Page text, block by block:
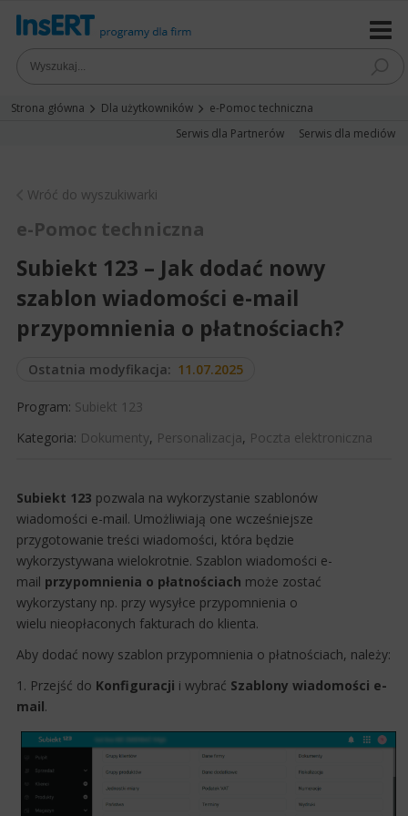
Strona główna Dla użytkowników
e-Pomoc techniczna
Serwis dla Partnerów
Serwis dla mediów
Wróć do wyszukiwarki
e-Pomoc techniczna
Subiekt 123 – Jak dodać nowy
szablon wiadomości e-mail
przypomnienia o płatnościach?
Ostatnia modyfikacja: 11.07.2025
Program: Subiekt 123
Kategoria: Dokumenty, Personalizacja, Poczta elektroniczna
Subiekt 123 ​pozwala na wykorzystanie szablonów
wiadomości e-mail. Umożliwiają one wcześniejsze
przygotowanie treści wiadomości, która będzie
wykorzystywana wielokrotnie. Szablon wiadomości e-
mail przypomnienia o płatnościach może zostać
wykorzystany np. przy wysyłce przypomnienia o
wielu nieopłaconych fakturach do klienta.
Aby dodać nowy szablon przypomnienia o płatnościach, należy:
1. Przejść do Konfiguracji i wybrać Szablony wiadomości e-
mail.